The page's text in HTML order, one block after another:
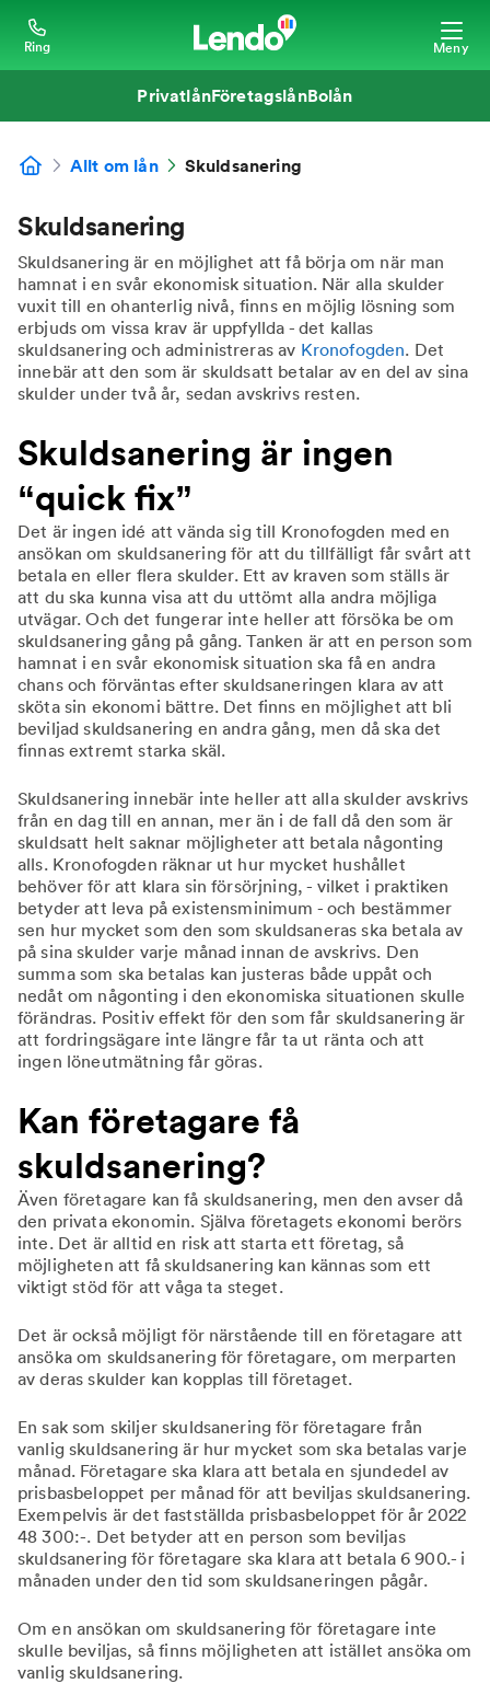
Ring Meny
PrivatlånFöretagslånBolån
Allt om lån Skuldsanering
Skuldsanering
Skuldsanering är en möjlighet att få börja om när man
hamnat i en svår ekonomisk situation. När alla skulder
vuxit till en ohanterlig nivå, finns en möjlig lösning som
erbjuds om vissa krav är uppfyllda - det kallas
skuldsanering och administreras av Kronofogden. Det
innebär att den som är skuldsatt betalar av en del av sina
skulder under två år, sedan avskrivs resten.
Skuldsanering är ingen
“quick fix”
Det är ingen idé att vända sig till Kronofogden med en
ansökan om skuldsanering för att du tillfälligt får svårt att
betala en eller flera skulder. Ett av kraven som ställs är
att du ska kunna visa att du uttömt alla andra möjliga
utvägar. Och det fungerar inte heller att försöka be om
skuldsanering gång på gång. Tanken är att en person som
hamnat i en svår ekonomisk situation ska få en andra
chans och förväntas efter skuldsaneringen klara av att
sköta sin ekonomi bättre. Det finns en möjlighet att bli
beviljad skuldsanering en andra gång, men då ska det
finnas extremt starka skäl.
Skuldsanering innebär inte heller att alla skulder avskrivs
från en dag till en annan, mer än i de fall då den som är
skuldsatt helt saknar möjligheter att betala någonting
alls. Kronofogden räknar ut hur mycket hushållet
behöver för att klara sin försörjning, - vilket i praktiken
betyder att leva på existensminimum - och bestämmer
sen hur mycket som den som skuldsaneras ska betala av
på sina skulder varje månad innan de avskrivs. Den
summa som ska betalas kan justeras både uppåt och
nedåt om någonting i den ekonomiska situationen skulle
förändras. Positiv effekt för den som får skuldsanering är
att fordringsägare inte längre får ta ut ränta och att
ingen löneutmätning får göras.
Kan företagare få
skuldsanering?
Även företagare kan få skuldsanering, men den avser då
den privata ekonomin. Själva företagets ekonomi berörs
inte. Det är alltid en risk att starta ett företag, så
möjligheten att få skuldsanering kan kännas som ett
viktigt stöd för att våga ta steget.
Det är också möjligt för närstående till en företagare att
ansöka om skuldsanering för företagare, om merparten
av deras skulder kan kopplas till företaget.
En sak som skiljer skuldsanering för företagare från
vanlig skuldsanering är hur mycket som ska betalas varje
månad. Företagare ska klara att betala en sjundedel av
prisbasbeloppet per månad för att beviljas skuldsanering.
Exempelvis är det fastställda prisbasbeloppet för år 2022
48 300:-. Det betyder att en person som beviljas
skuldsanering för företagare ska klara att betala 6 900.- i
månaden under den tid som skuldsaneringen pågår.
Om en ansökan om skuldsanering för företagare inte
skulle beviljas, så finns möjligheten att istället ansöka om
vanlig skuldsanering.